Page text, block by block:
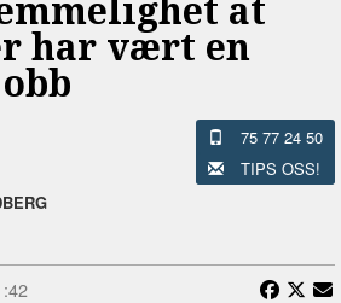
har vært en
75 77 24 50
TIPS OSS!